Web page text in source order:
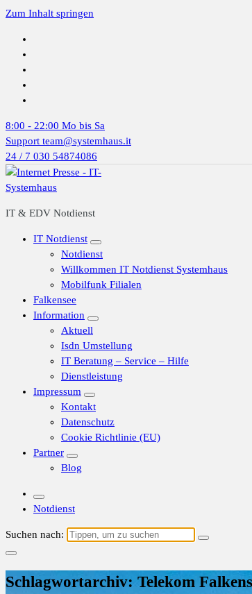
Zum Inhalt springen
8:00 - 22:00 Mo bis Sa
Support team@systemhaus.it
24 / 7 030 54874086
IT & EDV Notdienst
IT Notdienst
Notdienst
Willkommen IT Notdienst Systemhaus
Mobilfunk Filialen
Falkensee
Information
Aktuell
Isdn Umstellung
IT Beratung – Service – Hilfe
Dienstleistung
Impressum
Kontakt
Datenschutz
Cookie Richtlinie (EU)
Partner
Blog
Notdienst
Suchen nach:
Schlagwortarchiv: Telekom